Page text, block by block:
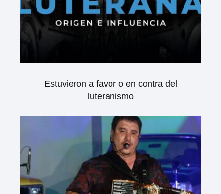
Estuvieron a favor o en contra del
luteranismo